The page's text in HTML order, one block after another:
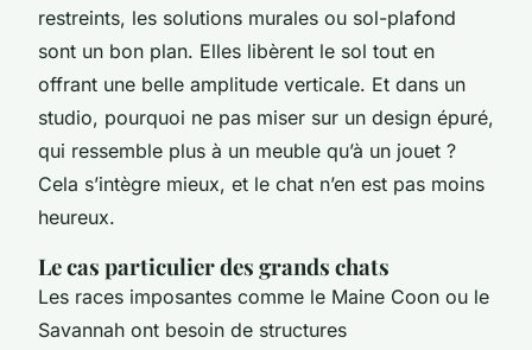
restreints, les solutions murales ou sol-plafond
sont un bon plan. Elles libèrent le sol tout en
offrant une belle amplitude verticale. Et dans un
studio, pourquoi ne pas miser sur un design épuré,
qui ressemble plus à un meuble qu’à un jouet ?
Cela s’intègre mieux, et le chat n’en est pas moins
heureux.
Le cas particulier des grands chats
Les races imposantes comme le Maine Coon ou le
Savannah ont besoin de structures